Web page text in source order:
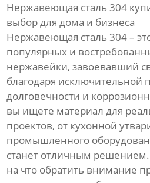
Новости
Контакты
Нержавеющая сталь 304
выбор для дома и бизнеса
Нержавеющая сталь 304 –
популярных и
нержавейки, завоевавший
благодаря исключительной
долговечности и
вы ищете материал для
проектов, от кухонной
промышленного
станет отличным решением.
на что обратить внимание